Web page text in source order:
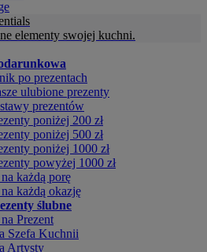
elementy swojej kuchni.
po prezentach
ulubione prezenty
prezentów
poniżej 200 zł
poniżej 500 zł
poniżej 1000 zł
powyżej 1000 zł
każdą porę
każdą okazję
ślubne
Prezent
Szefa Kuchnii
Artysty